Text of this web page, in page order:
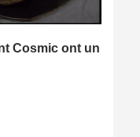
Cosmic ont un